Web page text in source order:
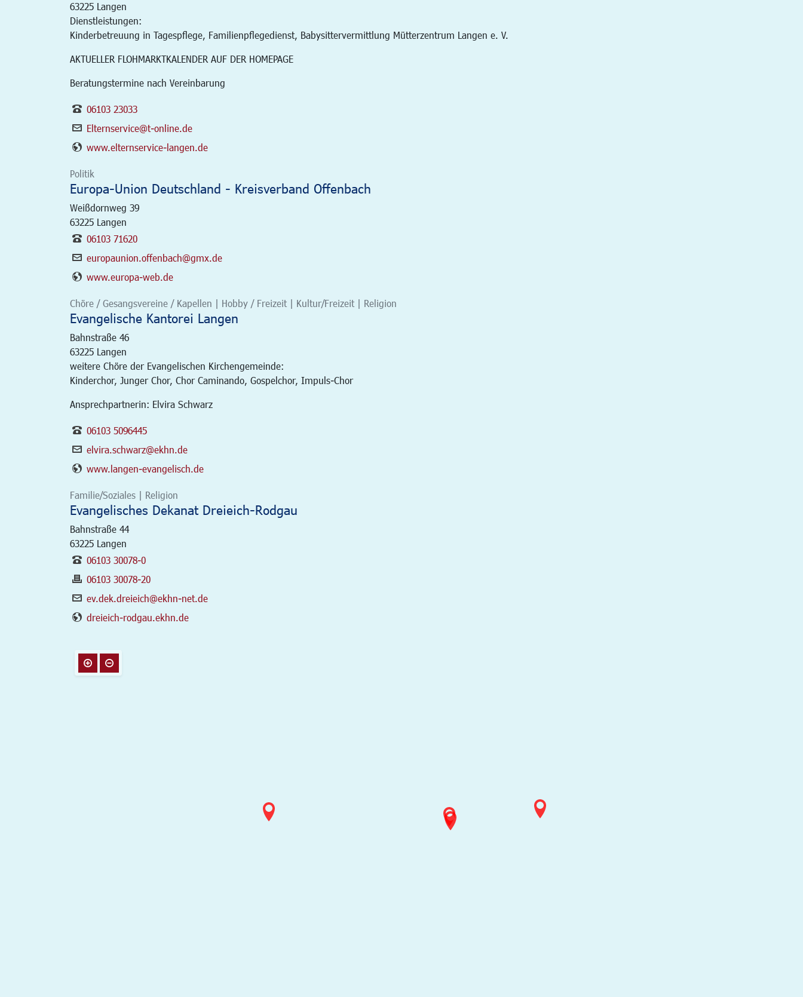
63225 Langen
Dienstleistungen:
Kinderbetreuung in Tagespflege, Familienpflegedienst, Babysittervermittlung Mütterzentrum Langen e. V.
AKTUELLER FLOHMARKTKALENDER AUF DER HOMEPAGE
Beratungstermine nach Vereinbarung
06103 23033
Elternservice@t-online.de
www.elternservice-langen.de
Politik
Europa-Union Deutschland - Kreisverband Offenbach
Weißdornweg 39
63225 Langen
06103 71620
europaunion.offenbach@gmx.de
www.europa-web.de
Chöre / Gesangsvereine / Kapellen | Hobby / Freizeit | Kultur/Freizeit | Religion
Evangelische Kantorei Langen
Bahnstraße 46
63225 Langen
weitere Chöre der Evangelischen Kirchengemeinde:
Kinderchor, Junger Chor, Chor Caminando, Gospelchor, Impuls-Chor
Ansprechpartnerin: Elvira Schwarz
06103 5096445
elvira.schwarz@ekhn.de
www.langen-evangelisch.de
Familie/Soziales | Religion
Evangelisches Dekanat Dreieich-Rodgau
Bahnstraße 44
63225 Langen
06103 30078-0
06103 30078-20
ev.dek.dreieich@ekhn-net.de
dreieich-rodgau.ekhn.de